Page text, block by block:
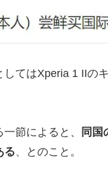
してはXperia 1 IIの
節によると、
同国
る、とのこと。